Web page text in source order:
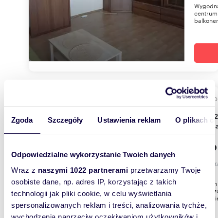
Zgoda Szczegóły Ustawienia reklam O plikach
Odpowiedzialne wykorzystanie Twoich danych
Wraz z naszymi 1022 partnerami przetwarzamy Twoje
osobiste dane, np. adres IP, korzystając z takich
technologii jak pliki cookie, w celu wyświetlania
spersonalizowanych reklam i treści, analizowania tychże,
38,50
2